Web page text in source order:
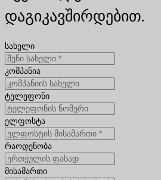
დაგიკავშირდებით.
სახელი
კომპანია
ტელეფონი
ელფოსტა
რაოდენობა
მისამართი